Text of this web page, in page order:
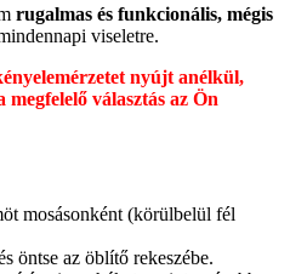
rugalmas és funkcionális, mégis
viseletre.
nyújt anélkül,
választás az Ön
mosásonként (körülbelül fél
öntse az öblítő rekeszébe.